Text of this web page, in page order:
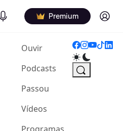
Podcasts Premium Log in
Ouvir(current)
Podcasts
Passou
Vídeos